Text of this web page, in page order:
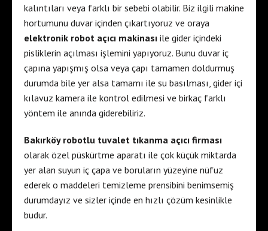
kalıntıları veya farklı bir sebebi olabilir. Biz ilgili makine
hortumunu duvar içinden çıkartıyoruz ve oraya
elektronik robot açıcı makinası ile gider içindeki
pisliklerin açılması işlemini yapıyoruz. Bunu duvar iç
çapına yapışmış olsa veya çapı tamamen doldurmuş
durumda bile yer alsa tamamı ile su basılması, gider içi
kılavuz kamera ile kontrol edilmesi ve birkaç farklı
yöntem ile anında giderebiliriz.
Bakırköy robotlu tuvalet tıkanma açıcı firması
olarak özel püskürtme aparatı ile çok küçük miktarda
yer alan suyun iç çapa ve boruların yüzeyine nüfuz
ederek o maddeleri temizleme prensibini benimsemiş
durumdayız ve sizler içinde en hızlı çözüm kesinlikle
budur.